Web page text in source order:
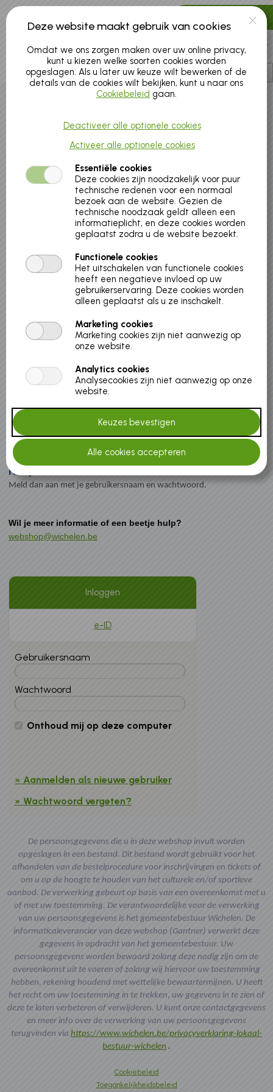
Naar hoofdinhoud
Account
Maak dan eerst een nieuwe account aan: “aanmelden als
nieuwe gebruiker”.
: Je maakt best een gezinsprofiel aan, registreer je als
en voeg vervolgens je kinderen aan jouw account
kinderen aan
uw account koppelen.
Zorg dat de eerste ouder die dit systeem gebruikt, ook de ouder is
Zorg dat elke ouder van het gezin de gebruikersnaam en het
wachtwoord kent.
aan. En voeg je kinderen toe.
Reeds geregistreerd, maar nog geen wachtwoord?
Vul je e-mailadres in bij “gebruikersnaam” en klik op
“wachtwoord vergeten?”.
Heb je al een account?
Meld dan aan met je gebruikersnaam en wachtwoord.
Wil je meer informatie of een beetje hulp?
webshop@wichelen.be
Inloggen
e-ID
Gebruikersnaam
Wachtwoord
Onthoud mij op deze computer
» Aanmelden als nieuwe gebruiker
» Wachtwoord vergeten?
De persoonsgegevens die u in deze webshop invult worden
opgeslagen in een bestand. Dit bestand wordt gebruikt voor het
afhandelen van de bestelprocedure voor inschrijvingen en tickets of
om u op de hoogte te houden van het culturele en/of sportieve
aanbod. De verwerking gebeurt op basis van een overeenkomst met u
of met uw toestemming. De verantwoordelijke voor de verwerking
van uw persoonsgegevens is het gemeentebestuur Wichelen. De
informaticaleverancier van deze webshop (Gantner) verwerkt deze
gegevens in opdracht van het gemeentebestuur. Uw
persoonsgegevens worden bewaard zolang deze nodig zijn om de
overeenkomst uit te voeren of zolang wij hiervoor uw toestemming
hebben, rekening houdend met wettelijke bewaartermijnen. U heeft
het recht om uw toestemming in te trekken, uw gegevens in te zien of
deze te laten verbeteren of verwijderen. U kunt onze contactgegevens
en meer info over de verwerking van uw persoonsgegevens
terugvinden via https://www.wichelen.be/privacyverklaring-lokaal-
bestuur-wichelen .
Cookiebeleid
Toegankelijkheidsbeleid
Deze website maakt gebruik van cookies
Omdat we ons zorgen maken over uw online privacy,
kunt u kiezen welke soorten cookies worden
opgeslagen. Als u later uw keuze wilt bewerken of de
details van de cookies wilt bekijken, kunt u naar ons
Cookiebeleid gaan.
Deactiveer alle optionele cookies
Activeer alle optionele cookies
Essentiële cookies
Deze cookies zijn noodzakelijk voor puur
technische redenen voor een normaal
bezoek aan de website. Gezien de
technische noodzaak geldt alleen een
informatieplicht, en deze cookies worden
geplaatst zodra u de website bezoekt.
Functionele cookies
Het uitschakelen van functionele cookies
heeft een negatieve invloed op uw
gebruikerservaring. Deze cookies worden
alleen geplaatst als u ze inschakelt.
Marketing cookies
Marketing cookies zijn niet aanwezig op
onze website.
Analytics cookies
Analysecookies zijn niet aanwezig op onze
website.